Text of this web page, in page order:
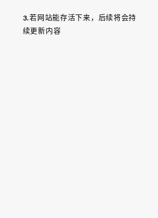
3.若网站能存活下来，后续将会持
续更新内容